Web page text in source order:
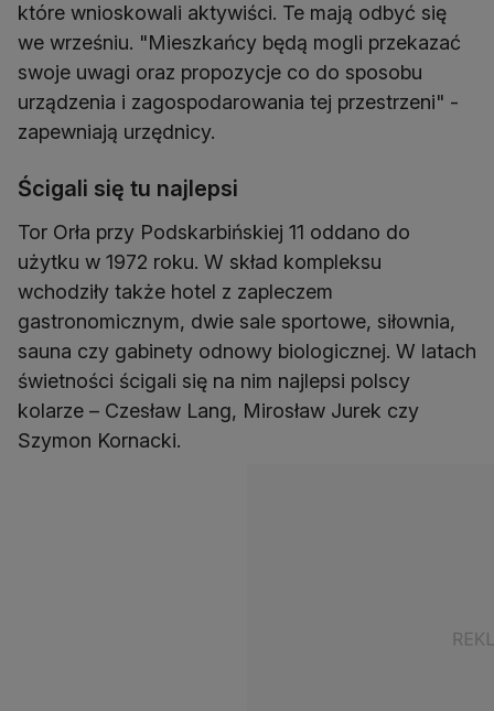
które wnioskowali aktywiści. Te mają odbyć się
we wrześniu. "Mieszkańcy będą mogli przekazać
swoje uwagi oraz propozycje co do sposobu
urządzenia i zagospodarowania tej przestrzeni" -
zapewniają urzędnicy.
Ścigali się tu najlepsi
Tor Orła przy Podskarbińskiej 11 oddano do
użytku w 1972 roku. W skład kompleksu
wchodziły także hotel z zapleczem
gastronomicznym, dwie sale sportowe, siłownia,
sauna czy gabinety odnowy biologicznej. W latach
świetności ścigali się na nim najlepsi polscy
kolarze – Czesław Lang, Mirosław Jurek czy
Szymon Kornacki.